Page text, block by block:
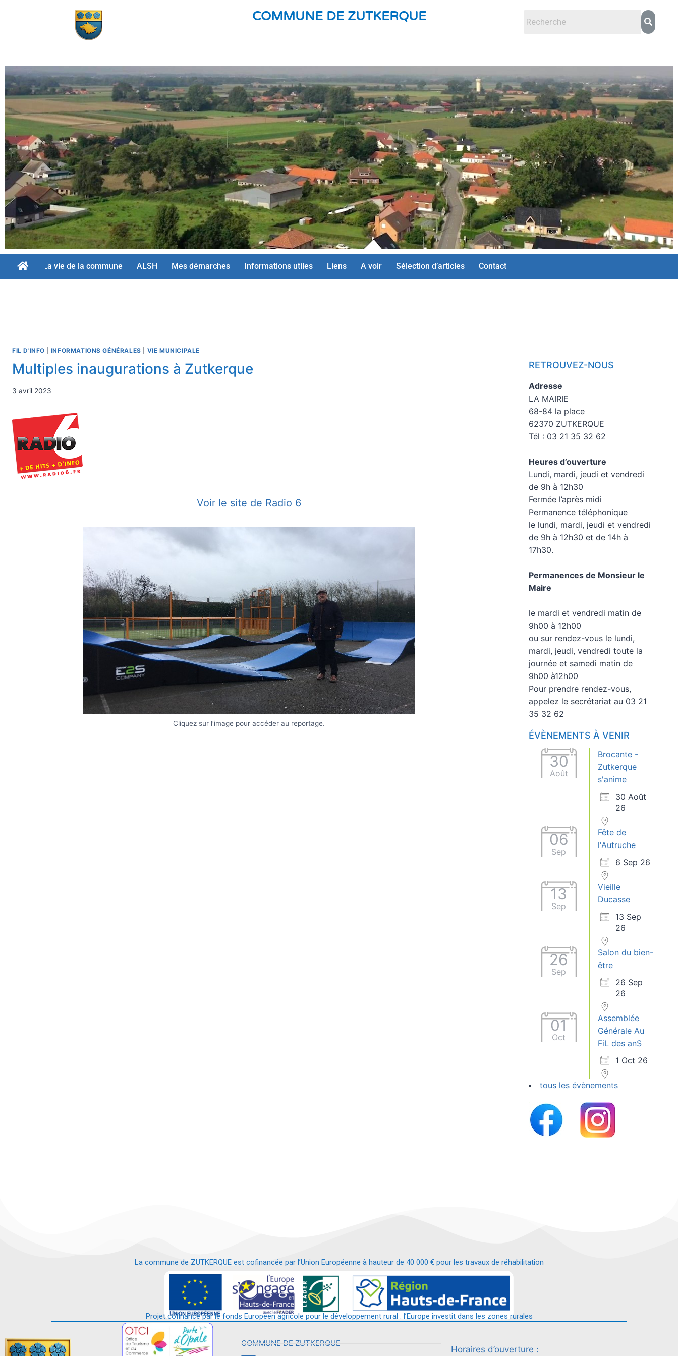
COMMUNE DE ZUTKERQUE
La vie de la commune ALSH Mes démarches Informations utiles Liens A voir Sélection d’articles Contact
FIL D'INFO INFORMATIONS GÉNÉRALES VIE MUNICIPALE
Multiples inaugurations à Zutkerque
3 avril 2023
Voir le site de Radio 6
Cliquez sur l’image pour accéder au reportage.
RETROUVEZ-NOUS
Adresse
LA MAIRIE
68-84 la place
62370 ZUTKERQUE
Tél : 03 21 35 32 62
Heures d’ouverture
Lundi, mardi, jeudi et vendredi
de 9h à 12h30
Fermée l’après midi
Permanence téléphonique
le lundi, mardi, jeudi et vendredi
de 9h à 12h30 et de 14h à
17h30.
Permanences de Monsieur le
Maire
le mardi et vendredi matin de
9h00 à 12h00
ou sur rendez-vous le lundi,
mardi, jeudi, vendredi toute la
journée et samedi matin de
9h00 à12h00
Pour prendre rendez-vous,
appelez le secrétariat au 03 21
35 32 62
ÉVÈNEMENTS À VENIR
30
Août
Brocante -
Zutkerque
s'anime
30 Août
26
06
Sep
Fête de
l'Autruche
6 Sep 26
13
Sep
Vieille
Ducasse
13 Sep
26
26
Sep
Salon du bien-
être
26 Sep
26
01
Oct
Assemblée
Générale Au
FiL des anS
1 Oct 26
tous les évènements
La commune de ZUTKERQUE est cofinancée par l’Union Européenne à hauteur de 40 000 € pour les travaux de réhabilitation
et requalification d’un bâtiment en services et commerces de proximité.
Projet cofinancé par le fonds Européen agricole pour le développement rural : l’Europe investit dans les zones rurales
COMMUNE DE ZUTKERQUE
Horaires d’ouverture :